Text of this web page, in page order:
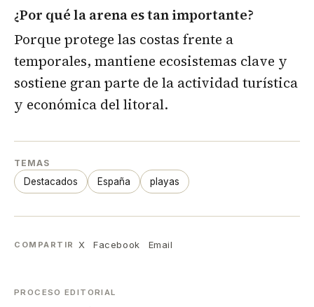
¿Por qué la arena es tan importante?
Porque protege las costas frente a
temporales, mantiene ecosistemas clave y
sostiene gran parte de la actividad turística
y económica del litoral.
TEMAS
Destacados España playas
COMPARTIR X Facebook Email
PROCESO EDITORIAL